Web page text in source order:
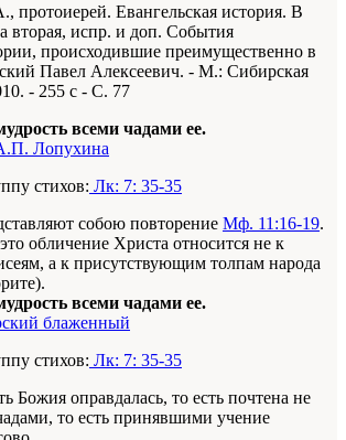
протоиерей. Евангельская история. В
вторая, испр. и доп. События
происходившие преимущественно в
Павел Алексеевич. - М.: Сибирская
- 255 с - С. 77
всеми чадами ее.
Лопухина
стихов: Лк: 7: 35-35
собою повторение Мф. 11:16-19.
обличение Христа относится не к
а к присутствующим толпам народа
всеми чадами ее.
блаженный
стихов: Лк: 7: 35-35
Божия оправдалась, то есть почтена не
то есть принявшими учение